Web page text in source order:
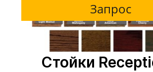
Запрос
Стойки